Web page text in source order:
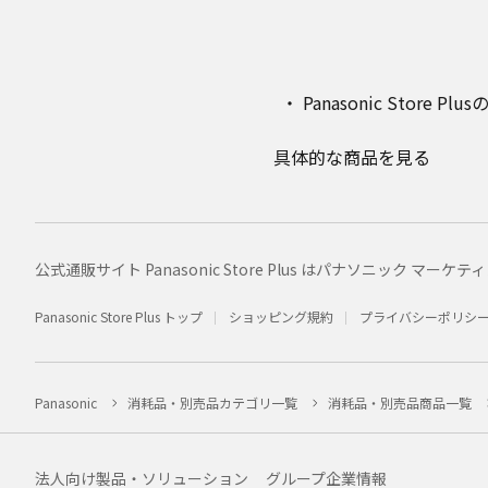
Panasonic Store Plus
具体的な商品を見る
公式通販サイト Panasonic Store Plus はパナソニック マーケテ
Panasonic Store Plus トップ ショッピング規約 プライバシーポリシー
Panasonic 消耗品・別売品カテゴリ一覧 消耗品・別売品商品一覧
法人向け製品・ソリューション グループ企業情報